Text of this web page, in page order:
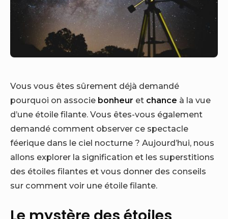
Vous vous êtes sûrement déjà demandé
pourquoi on associe bonheur et chance à la vue
d’une étoile filante. Vous êtes-vous également
demandé comment observer ce spectacle
féerique dans le ciel nocturne ? Aujourd’hui, nous
allons explorer la signification et les superstitions
des étoiles filantes et vous donner des conseils
sur comment voir une étoile filante.